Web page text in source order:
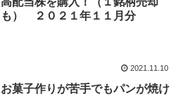
も） ２０２１年１１月分
2021.11.10
お菓子作りが苦手でもパンが焼け